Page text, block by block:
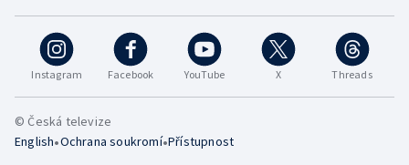
Instagram Facebook YouTube X Threads
© Česká televize
English•Ochrana soukromí•Přístupnost